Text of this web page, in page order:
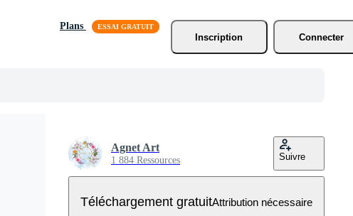
Plans
Inscription
Connecter
Agnet Art
1 884 Ressources Suivre
Téléchargement gratuitAttribution nécessaire